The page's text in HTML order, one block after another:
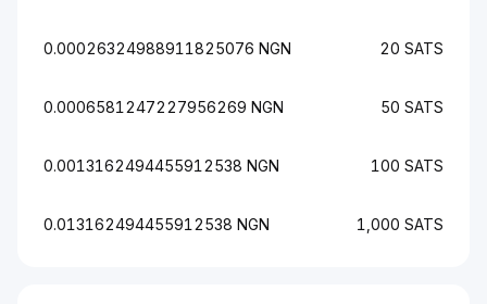
0.00026324988911825076 NGN 20 SATS
0.0006581247227956269 NGN 50 SATS
0.0013162494455912538 NGN 100 SATS
0.013162494455912538 NGN 1,000 SATS